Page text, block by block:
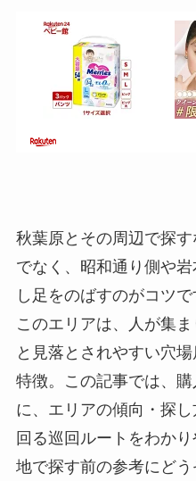
秋葉原とその周辺で探
でなく、昭和通り側や
し足をのばすのがコツで
このエリアは、人が集
と見落とされやすい穴
特徴。この記事では、
に、エリアの傾向・探
回る巡回ルートをわか
地で探す前の参考にどう